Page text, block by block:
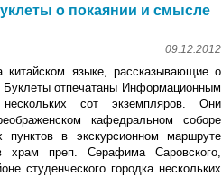
о покаянии и смысле
09.12.2012
китайском языке, рассказывающие о
отпечатаны Информационным
сот экземпляров. Они
кафедральном соборе
в экскурсионном маршруте
храм преп. Серафима Саровского,
студенческого городка нескольких